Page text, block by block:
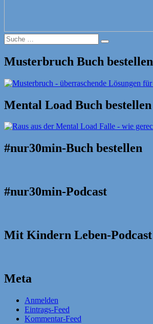
Suche
nach:
Suche
Musterbruch Buch bestellen
Mental Load Buch bestellen
#nur30min-Buch bestellen
#nur30min-Podcast
Mit Kindern Leben-Podcast
Meta
Anmelden
Eintrags-Feed
Kommentar-Feed